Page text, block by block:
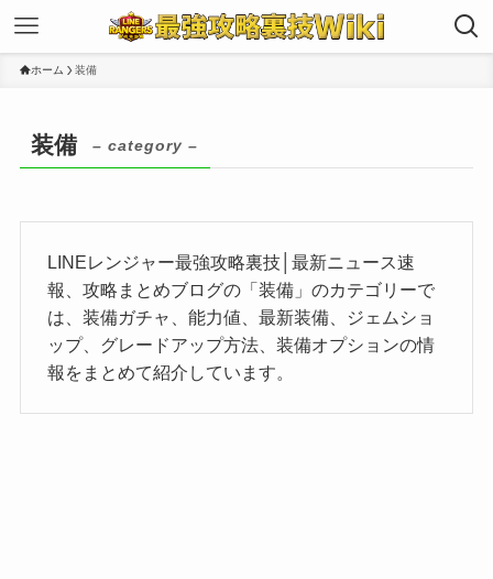
ホーム 装備
装備 – category –
LINEレンジャー最強攻略裏技│最新ニュース速
報、攻略まとめブログの「装備」のカテゴリーで
は、装備ガチャ、能力値、最新装備、ジェムショ
ップ、グレードアップ方法、装備オプションの情
報をまとめて紹介しています。